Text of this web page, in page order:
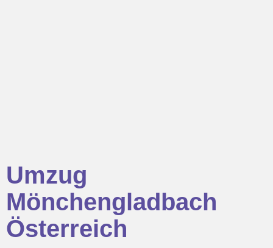
Umzug
Mönchengladbach
Österreich